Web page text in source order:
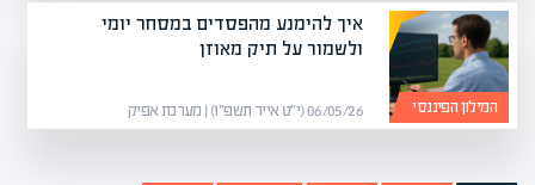
המילון הפיננסי
איך להימנע מהפסדים במסחר יומי
ולשמור על תיק מאוזן
06/05/26 (י״ט אייר תשפ״ו) | מערכת אפיק